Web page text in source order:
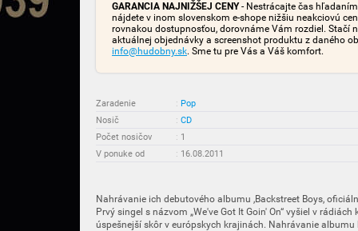
GARANCIA NAJNIŽŠEJ CENY- Nestrácajte čas
nájdete v inom slovenskom e-shope nižšiu neakciovú
rovnakou dostupnosťou, dorovnáme Vám rozdiel. Stačí
aktuálnej objednávky a screenshot produktu z daného
info@hudobny.sk. Sme tu pre Vás a Váš komfort.
Zaradenie : Pop
Nosič
: CD
Počet nosičov
: 1
V ponuke od
: 16.08.2011
Nahrávanie ich debutového albumu ,Backstreet Boys,
Prvý singel s názvom „We've Got It Goin' On“ vyšiel v
úspešnejší skôr v európskych krajinách. Nahrávanie